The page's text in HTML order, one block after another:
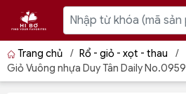
Trang chủ / Rổ - giỏ - xọt - thau
/
Giỏ Vuông nhựa Duy Tân Daily No.0959